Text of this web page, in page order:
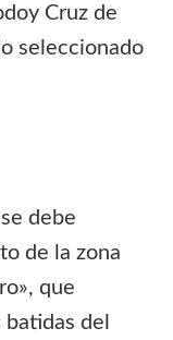
Cruz de
seleccionado
debe
de la zona
que
del